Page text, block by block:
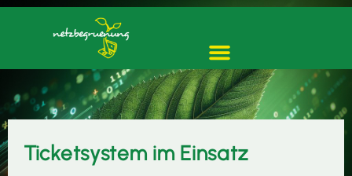
Ticketsystem im Einsatz